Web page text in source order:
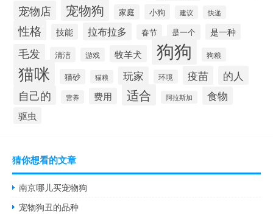
宠物店 宠物狗 家庭 小狗 建议 快递
性格 技能 拉布拉多 春节 是一个 是一种
毛发 清洁 游戏 牧羊犬 狗狗 狗粮
猫咪 猫砂 猫粮 玩家 环境 疫苗 的人
自己的 营养 费用 适合 阿拉斯加 食物
驱虫
猜你想看的文章
南京哪儿买宠物狗
宠物狗丑的品种